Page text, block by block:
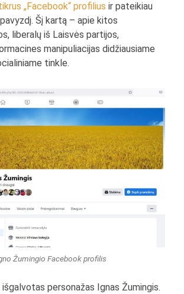
„Facebook“ profilius ir pateikiau
Šį kartą – apie kitos
liberalų iš Laisvės partijos,
manipuliacijas didžiausiame
tinkle.
Žumingio Facebook profilis
personažas Ignas Žumingis.